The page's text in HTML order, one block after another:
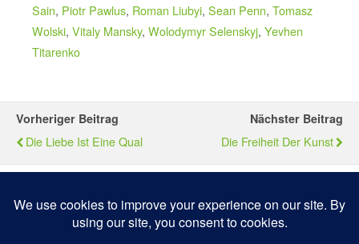
Sain, Piotr Pawlus, Roman Liubyi, Sean Penn, Tomasz
Wolski, Vitaly Mansky, Wolodymyr Selenskyj, Yevhen
Titarenko
Vorheriger Beitrag
Die Liebe Ist Eine Qual
Nächster Beitrag
Die Freiheit Der Kunst
Zum Seitenanfang